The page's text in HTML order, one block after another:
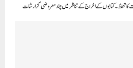
کا تحفظ ۔ کتابوں کے اخراج کے تناظر میں چند معروضی گزارشات